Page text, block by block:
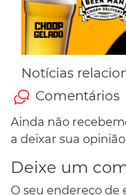
Notícias
Comentários
Ainda não
a deixar sua
Deixe um
O seu endereço de